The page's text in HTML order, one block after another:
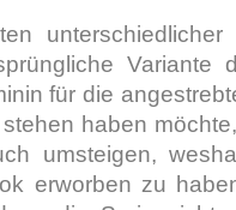
Variante
für die
haben
umsteigen,
erworben zu